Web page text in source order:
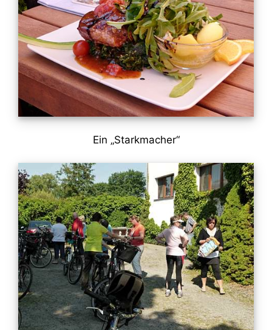
Ein „Starkmacher“